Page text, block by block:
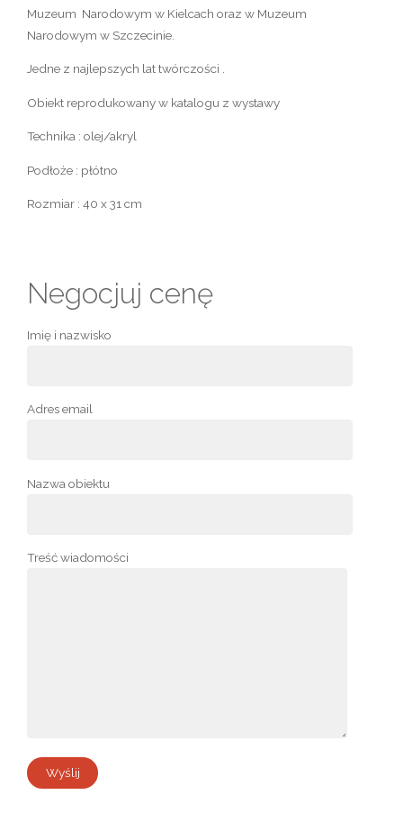
Muzeum Narodowym w Kielcach oraz w Muzeum
Narodowym w Szczecinie.
Jedne z najlepszych lat twórczości .
Obiekt reprodukowany w katalogu z wystawy
Technika : olej/akryl
Podłoże : płótno
Rozmiar : 40 x 31 cm
Negocjuj cenę
Imię i nazwisko
Adres email
Nazwa obiektu
Treść wiadomości